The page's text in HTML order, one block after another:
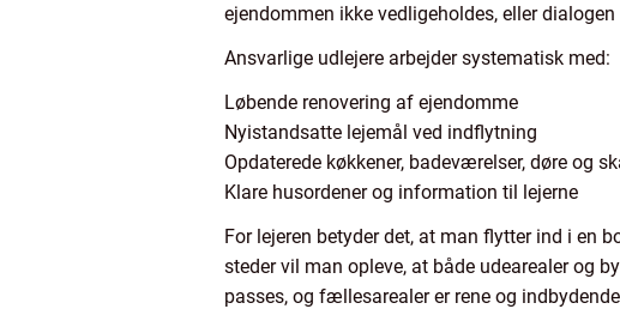
ejendommen ikke vedligeholdes, eller
Ansvarlige udlejere arbejder systematisk med:
Løbende renovering af ejendomme
Nyistandsatte lejemål ved indflytning
Opdaterede køkkener, badeværelser, døre og
Klare husordener og information til lejerne
For lejeren betyder det, at man flytter ind i en
steder vil man opleve, at både udearealer og
passes, og fællesarealer er rene og